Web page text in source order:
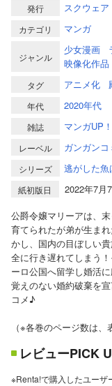
発行 スクウェ
カテゴリ マンガ
ジャンル
少女漫画
映像化作品
タグ アニメ化
年代 2020年代
雑誌 マンガUP！
レーベル ガンガンコ
シリーズ 逃がした
紙初版日
2022年7月
公爵令嬢マリーアは、
育てられたが弟が生ま
かし、国内の目ぼしい
全に行き遅れてしまう
ーロ公国へ留学し婚活
覚えのない婚約破棄を
コメ♪
（※各巻のページ数は
レビューPICK
※Renta!で購入したユーザ